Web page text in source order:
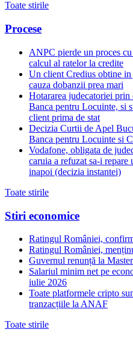
Toate stirile
Procese
ANPC pierde un proces
calcul al ratelor la credite
Un client Credius obtine
cauza dobanzii prea mari
Hotararea judecatoriei
Banca pentru Locuinte, si
client prima de stat
Decizia Curtii de Apel
Banca pentru Locuinte si
Vodafone, obligata de
caruia a refuzat sa-i repare
inapoi (decizia instantei)
Toate stirile
Stiri economice
Ratingul României,
Ratingul României,
Guvernul renunță la
Salariul minim net pe
iulie 2026
Toate platformele cripto
tranzacțiile la ANAF
Toate stirile